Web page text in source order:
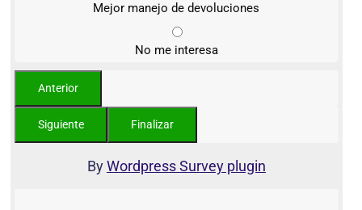
Mejor manejo de devoluciones
No me interesa
ByWordpress Survey plugin